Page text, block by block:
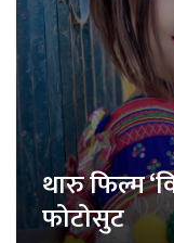
थारु फिल्म
फोटोसुट